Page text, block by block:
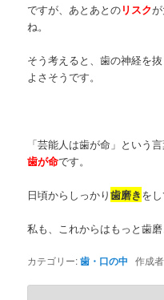
ですが、あとあとのリスク
ね。
そう考えると、歯の神経を
よさそうです。
「芸能人は歯が命」という
歯が命です。
日頃からしっかり歯磨きを
私も、これからはもっと歯
カテゴリー:歯・口の中 作成